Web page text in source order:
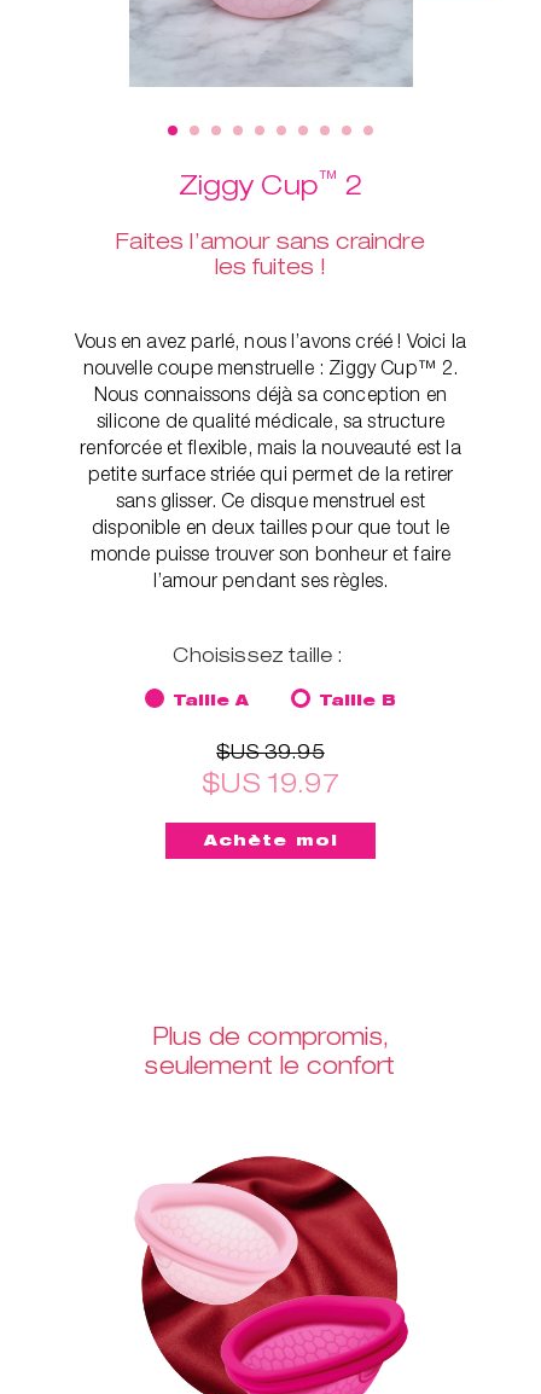
Ziggy Cup™ 2
Faites l’amour sans craindre
les fuites !
Vous en avez parlé, nous l’avons créé ! Voici la
nouvelle coupe menstruelle : Ziggy Cup™ 2.
Nous connaissons déjà sa conception en
silicone de qualité médicale, sa structure
renforcée et flexible, mais la nouveauté est la
petite surface striée qui permet de la retirer
sans glisser. Ce disque menstruel est
disponible en deux tailles pour que tout le
monde puisse trouver son bonheur et faire
l’amour pendant ses règles.
Choisissez taille :
Taille A Taille B
$US 39.95
$US 19.97
Plus de compromis,
seulement le confort